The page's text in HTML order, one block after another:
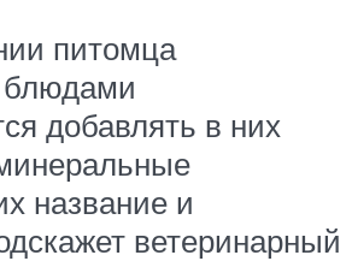
питомца
добавлять в них
название и
ветеринарный